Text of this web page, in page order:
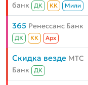
банк ДК КК Мили
365 Ренессанс Банк
ДК КК Aрх
Скидка везде МТС
Банк
ДК